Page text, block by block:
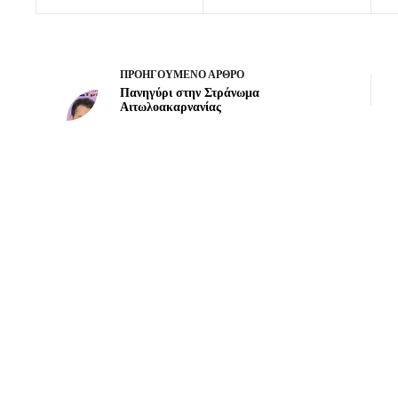
ΠΡΟΗΓΟΎΜΕΝΟΆΡΘΡΟ
Πανηγύρι στην Στράνωμα
Αιτωλοακαρνανίας